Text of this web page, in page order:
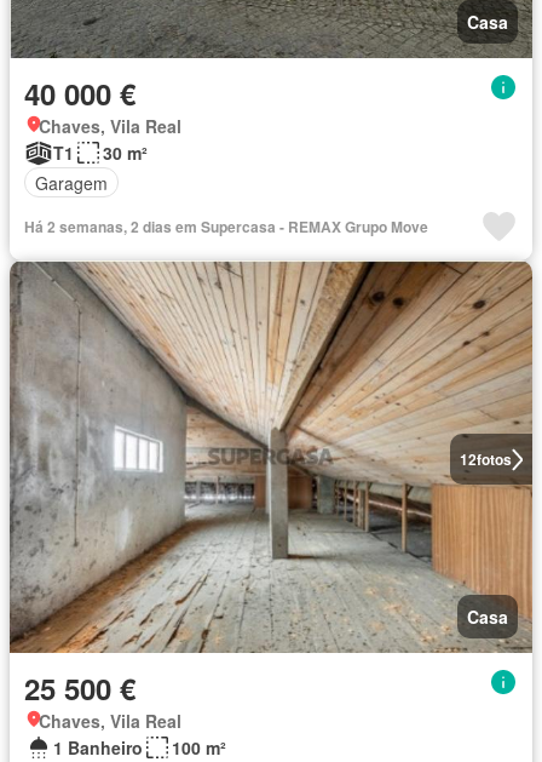
Casa
40 000 €
Chaves, Vila Real
T1
30 m²
Garagem
Há 2 semanas, 2 dias em Supercasa - REMAX Grupo Move
12fotos
Casa
25 500 €
Chaves, Vila Real
1 Banheiro
100 m²